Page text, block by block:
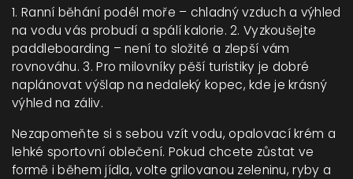
1. Ranní běhání podél moře – chladný vzduch a výhled
na vodu vás probudí a spálí kalorie. 2. Vyzkoušejte
paddleboarding – není to složité a zlepší vám
rovnováhu. 3. Pro milovníky pěší turistiky je dobré
naplánovat výšlap na nedaleký kopec, kde je krásný
výhled na záliv.
Nezapomeňte si s sebou vzít vodu, opalovací krém a
lehké sportovní oblečení. Pokud chcete zůstat ve
formě i během jídla, volte grilovanou zeleninu, ryby a